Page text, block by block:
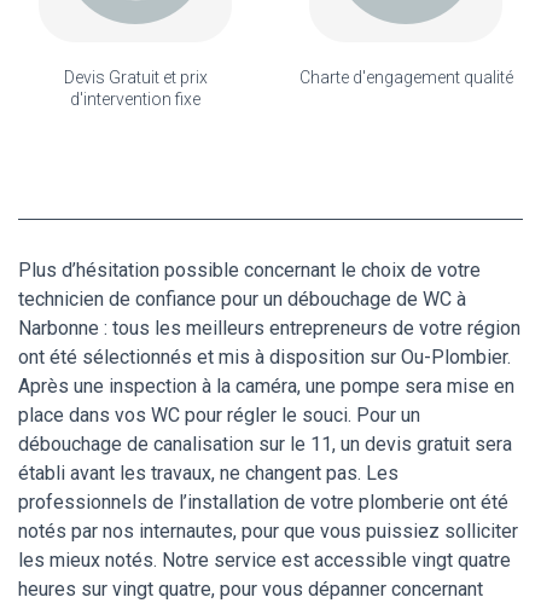
Devis Gratuit et prix
d'intervention fixe
Charte d'engagement qualité
Plus d’hésitation possible concernant le choix de votre
technicien de confiance pour un débouchage de WC à
Narbonne : tous les meilleurs entrepreneurs de votre région
ont été sélectionnés et mis à disposition sur Ou-Plombier.
Après une inspection à la caméra, une pompe sera mise en
place dans vos WC pour régler le souci. Pour un
débouchage de canalisation sur le 11, un devis gratuit sera
établi avant les travaux, ne changent pas. Les
professionnels de l’installation de votre plomberie ont été
notés par nos internautes, pour que vous puissiez solliciter
les mieux notés. Notre service est accessible vingt quatre
heures sur vingt quatre, pour vous dépanner concernant